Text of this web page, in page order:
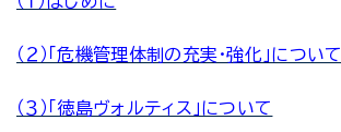
（２）「危機管理体制の充実・強化」について
（３）「徳島ヴォルティス」について